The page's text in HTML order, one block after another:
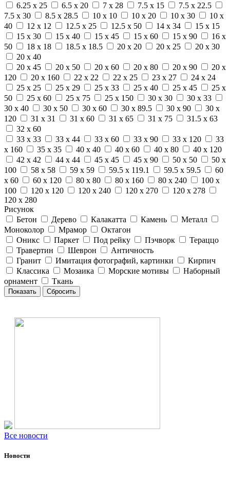
6.25 x 25
6.5 x 20 7 x 28 7.5 x 15
7.5 x 22.5
7.5 x 30
8.5 x 28.5 10 x 10 10 x 20 10 x 30
10 x
40
12 x 12 12.5 x 25 12.5 x 50 14 x 34
15 x 15
15 x 30
15 x 40 15 x 45 15 x 60 15 x 90
16 x
50
18 x 18 18.5 x 18.5 20 x 20 20 x 25
20 x 30
20 x 40
20 x 45
20 x 50 20 x 60 20 x 80 20 x 90
20 x
120
20 x 160 22 x 22 22 x 25 23 x 27
24 x 24
25 x 25
25 x 29 25 x 33 25 x 40 25 x 45
25 x
50
25 x 60 25 x 75 25 x 150 30 x 30
30 x 33
30 x 40
30 x 50 30 x 60 30 x 89.5 30 x 90
30 x
120
31 x 31 31 x 60 31 x 65 31 x 75
31.5 x 63
32 x 60
33 x 33
33 x 44 33 x 60 33 x 90 33 x 120
33
x 160
35 x 35 40 x 40 40 x 60 40 x 80
40 x 120
42 x 42
44 x 44 45 x 45 45 x 90 50 x 50
50 x
100
58 x 58 59 x 59 59.5 x 119.1 59.5 x 59.5
60
x 60
60 x 120 80 x 80 80 x 160 80 x 240
100 x
100
120 x 120 120 x 240 120 x 270
120 x 278
120 x 280
Рисунок
Бетон
Дерево Калакатта Камень
Металл
Моноколор
Мрамор
Октагон
Оникс
Паркет Под рейку Пэчворк
Тераццо
Травертин
Шеврон
Античность
Гранит
Имитация фотографий, картинки
Кирпич
Классика
Мозаика Морские мотивы
Наборный
орнамент
Ткань
Все новости
Новости